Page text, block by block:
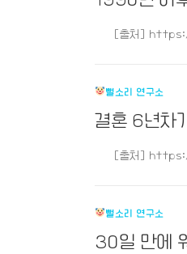
[출처] https://
뻘소리 연구소
결혼 6년차
[출처] https://
뻘소리 연구소
30일 만에